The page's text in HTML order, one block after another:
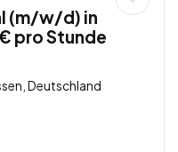
(m/w/d) in
pro Stunde
Deutschland